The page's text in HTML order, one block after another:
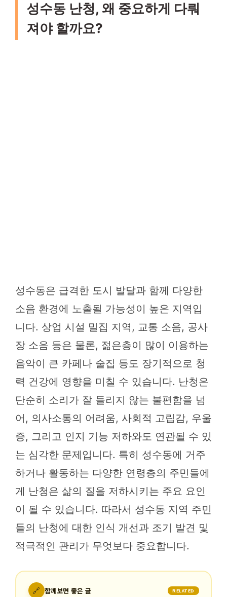
성수동 난청, 왜 중요하게 다뤄
져야 할까요?
성수동은 급격한 도시 발달과 함께 다양한
소음 환경에 노출될 가능성이 높은 지역입
니다. 상업 시설 밀집 지역, 교통 소음, 공사
장 소음 등은 물론, 젊은층이 많이 이용하는
음악이 큰 카페나 술집 등도 장기적으로 청
력 건강에 영향을 미칠 수 있습니다. 난청은
단순히 소리가 잘 들리지 않는 불편함을 넘
어, 의사소통의 어려움, 사회적 고립감, 우울
증, 그리고 인지 기능 저하와도 연관될 수 있
는 심각한 문제입니다. 특히 성수동에 거주
하거나 활동하는 다양한 연령층의 주민들에
게 난청은 삶의 질을 저하시키는 주요 요인
이 될 수 있습니다. 따라서 성수동 지역 주민
들의 난청에 대한 인식 개선과 조기 발견 및
적극적인 관리가 무엇보다 중요합니다.
🔗 함께보면 좋은 글 RELATED